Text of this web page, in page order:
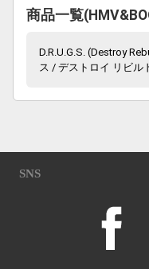
商品一覧
D.R.U.G.S. (Destroy
ス / デストロイ リビル
SNS